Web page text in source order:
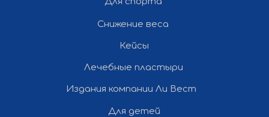
Снижение веса
Кейсы
Лечебные пластыри
Издания компании Ли Вест
Для детей
Все права защищены ©
2012-2026 Ли Вест НН